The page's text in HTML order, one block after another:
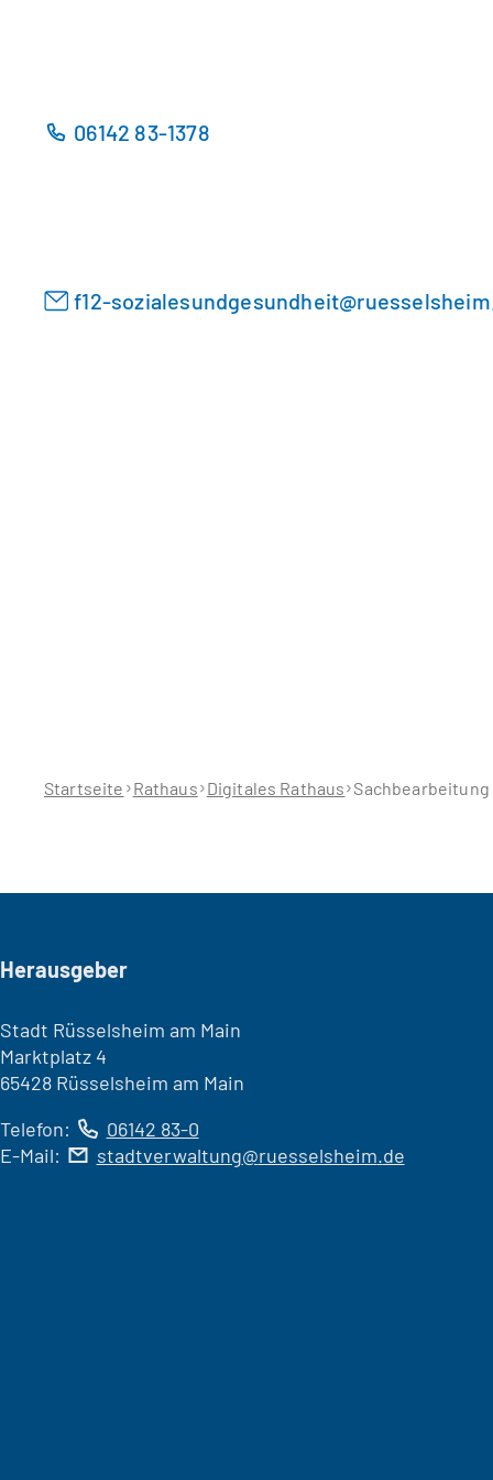
06142 83-1378
f12-sozialesundgesundheit ruesselsheim
hier:Startseite Rathaus Digitales Rathaus
Seitenfuß
Herausgeber
Stadt Rüsselsheim am Main
Marktplatz 4
65428 Rüsselsheim am Main
Telefon:
06142 83-0
E-Mail:
stadtverwaltung ruesselsheim de